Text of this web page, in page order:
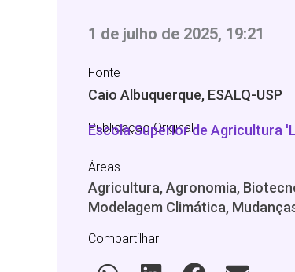
1 de julho de 2025, 19:21
Fonte
Caio Albuquerque, ESALQ-USP
Publicação Original
Escola Superior de Agricultura
Áreas
Agricultura, Agronomia,
Modelagem Climática,
Compartilhar